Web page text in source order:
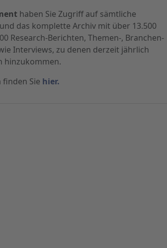
haben Sie Zugriff auf sämtliche
das komplette Archiv mit über 13.500
Research-Berichten, Themen-, Branchen-
Interviews, zu denen derzeit jährlich
hinzukommen.
Sie hier.